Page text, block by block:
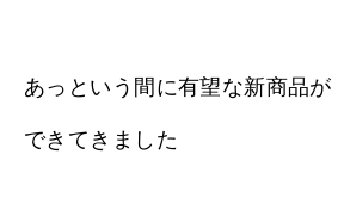
あっという間に有望な新商品が
できてきました